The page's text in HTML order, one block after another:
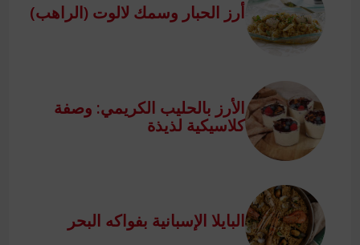
أرز الحبار وسمك لالوت (الراهب)
الأرز بالحليب الكريمي: وصفة
كلاسيكية لذيذة
البايلا الإسبانية بفواكه البحر